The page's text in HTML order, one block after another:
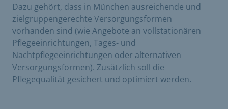
Dazu gehört, dass in München ausreichende und
zielgruppengerechte Versorgungsformen
vorhanden sind (wie Angebote an vollstationären
Pflegeeinrichtungen, Tages- und
Nachtpflegeeinrichtungen oder alternativen
Versorgungsformen). Zusätzlich soll die
Pflegequalität gesichert und optimiert werden.